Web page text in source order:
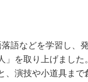
語などを学習し、
を取り上げまし
演技や小道具ま